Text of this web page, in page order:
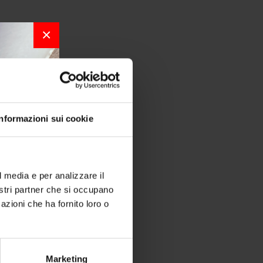
chi
bordo.
×
sui cookie
e per analizzare il
partner che si occupano
che ha fornito loro o
Marketing